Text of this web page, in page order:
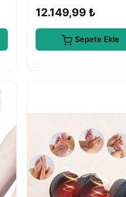
12.149,99 ₺
Sepete Ekle